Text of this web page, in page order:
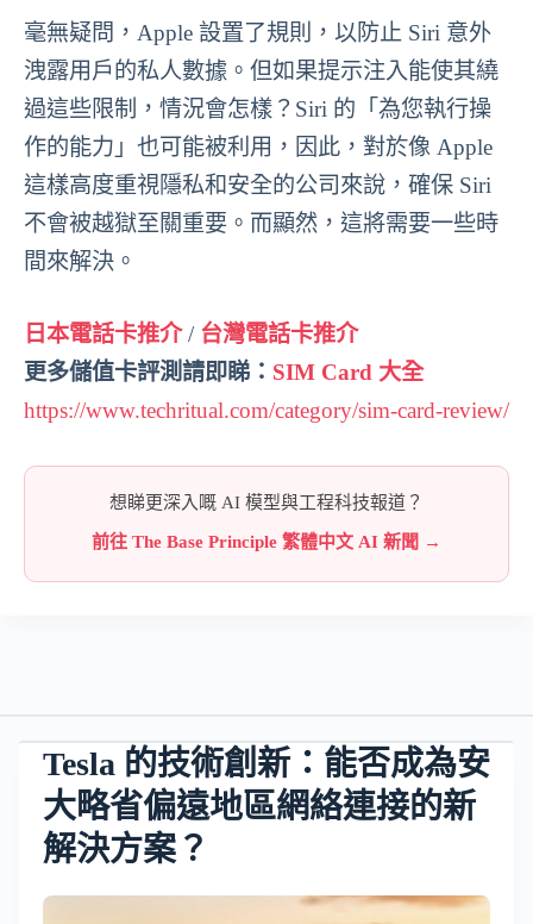
毫無疑問，Apple 設置了規則，以防止 Siri 意外
洩露用戶的私人數據。但如果提示注入能使其繞
過這些限制，情況會怎樣？Siri 的「為您執行操
作的能力」也可能被利用，因此，對於像 Apple
這樣高度重視隱私和安全的公司來說，確保 Siri
不會被越獄至關重要。而顯然，這將需要一些時
間來解決。
日本電話卡推介/ 台灣電話卡推介
更多儲值卡評測請即睇： SIM Card 大全
https://www.techritual.com/category/sim-card-review/
想睇更深入嘅 AI 模型與工程科技報道？
前往 The Base Principle 繁體中文 AI 新聞 →
Tesla 的技術創新：能否成為安
大略省偏遠地區網絡連接的新
解決方案？